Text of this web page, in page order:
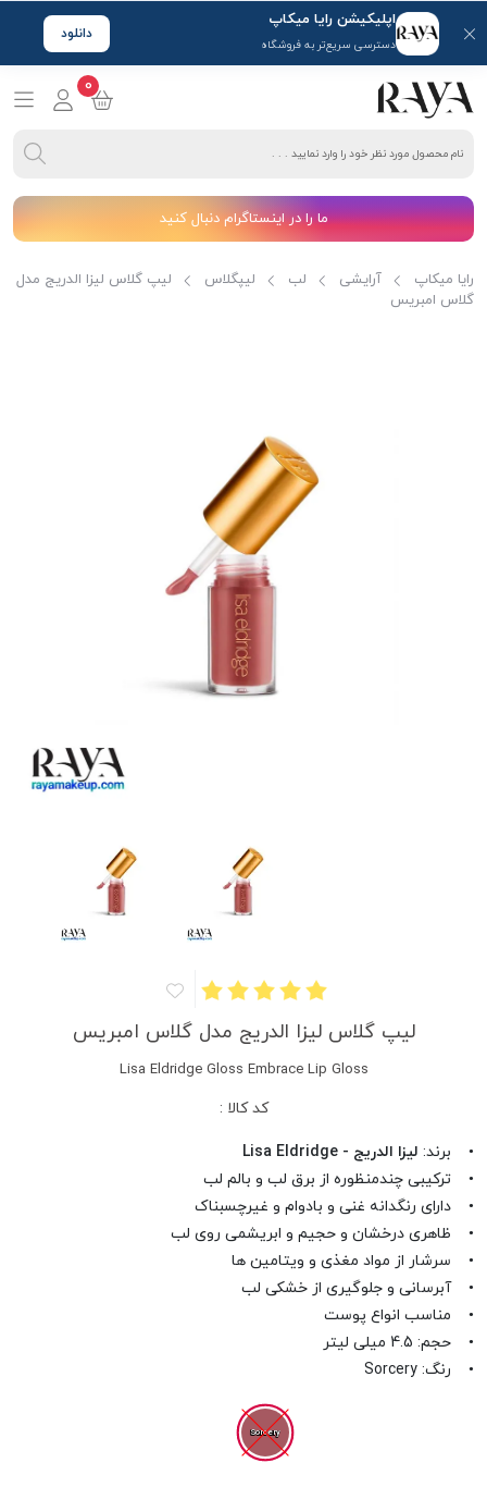
اپلیکیشن رایا میکاپ
دسترسی سریع‌تر به فروشگاه
دانلود
0
ما را در اینستاگرام دنبال کنید
رایا میکاپ آرایشی لب لیپگلاس
لیپ گلاس لیزا الدریج مدل
گلاس امبریس
لیپ گلاس لیزا الدریج مدل گلاس امبریس
Lisa Eldridge Gloss Embrace Lip Gloss
کد کالا :
• برند: لیزا الدریج - Lisa Eldridge
• ترکیبی چندمنظوره از برق لب و بالم لب
• دارای رنگدانه غنی و بادوام و غیرچسبناک
• ظاهری درخشان و حجیم و ابریشمی روی لب
• سرشار از مواد مغذی و ویتامین ها
• آبرسانی و جلوگیری از خشکی لب
• مناسب انواع پوست
• حجم: 4.5 میلی لیتر
• رنگ: Sorcery
Sorcery